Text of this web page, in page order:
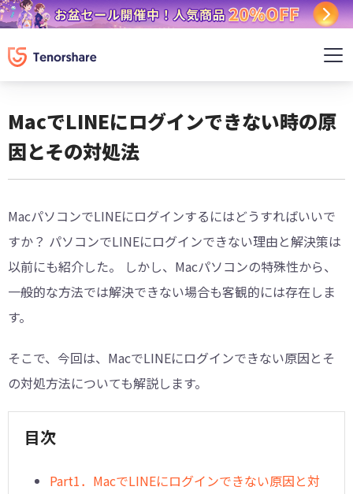
MacでLINEにログインできない時の原
因とその対処法
MacパソコンでLINEにログインするにはどうすればいいで
すか？ パソコンでLINEにログインできない理由と解決策は
以前にも紹介した。 しかし、Macパソコンの特殊性から、
一般的な方法では解決できない場合も客観的には存在しま
す。
そこで、今回は、MacでLINEにログインできない原因とそ
の対処方法についても解説します。
目次
Part1．MacでLINEにログインできない原因と対